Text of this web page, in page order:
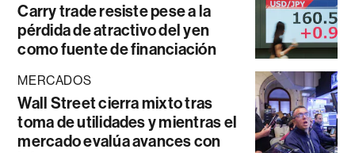
Carry trade resiste pese a la
pérdida de atractivo del yen
como fuente de financiación
MERCADOS
Wall Street cierra mixto tras
toma de utilidades y mientras el
mercado evalúa avances con